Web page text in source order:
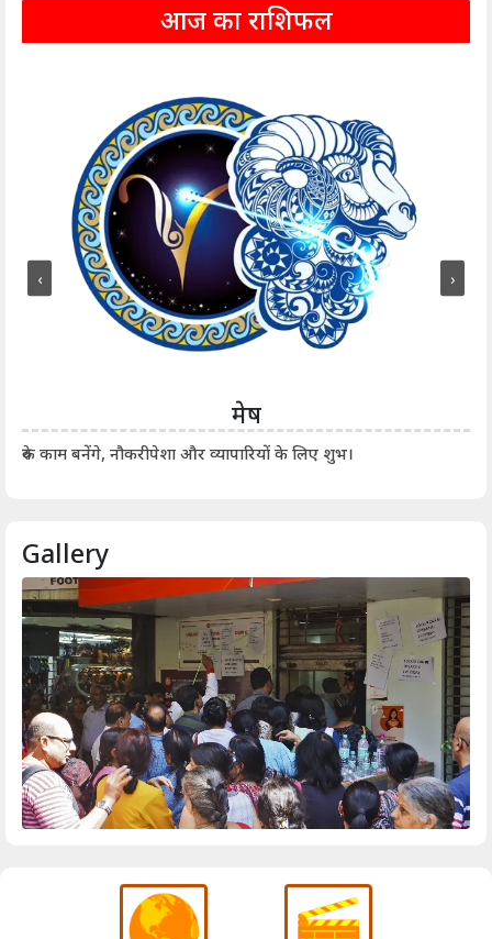
आज का राशिफल
मेष
रुके काम बनेंगे, नौकरीपेशा और व्यापारियों के लिए शुभ।
‹ ›
Gallery